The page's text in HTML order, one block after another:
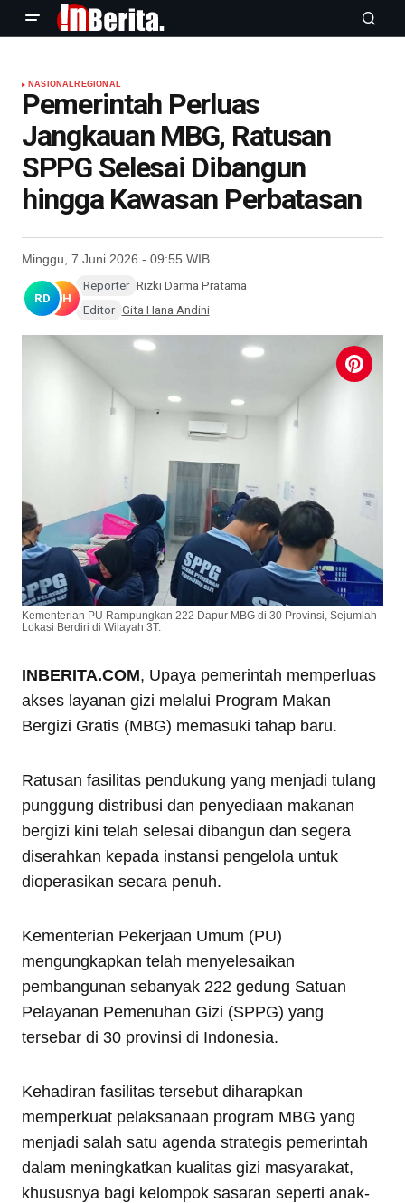
NASIONAL REGIONAL
Pemerintah Perluas
Jangkauan MBG, Ratusan
SPPG Selesai Dibangun
hingga Kawasan Perbatasan
Minggu, 7 Juni 2026 - 09:55 WIB
RD GH
Reporter Rizki Darma Pratama
Editor Gita Hana Andini
Kementerian PU Rampungkan 222 Dapur MBG di 30 Provinsi, Sejumlah
Lokasi Berdiri di Wilayah 3T.
INBERITA.COM, Upaya pemerintah memperluas
akses layanan gizi melalui Program Makan
Bergizi Gratis (MBG) memasuki tahap baru.
Ratusan fasilitas pendukung yang menjadi tulang
punggung distribusi dan penyediaan makanan
bergizi kini telah selesai dibangun dan segera
diserahkan kepada instansi pengelola untuk
dioperasikan secara penuh.
Kementerian Pekerjaan Umum (PU)
mengungkapkan telah menyelesaikan
pembangunan sebanyak 222 gedung Satuan
Pelayanan Pemenuhan Gizi (SPPG) yang
tersebar di 30 provinsi di Indonesia.
Kehadiran fasilitas tersebut diharapkan
memperkuat pelaksanaan program MBG yang
menjadi salah satu agenda strategis pemerintah
dalam meningkatkan kualitas gizi masyarakat,
khususnya bagi kelompok sasaran seperti anak-